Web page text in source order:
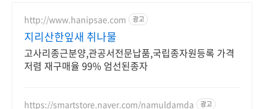
http://www.hanipsae.com 광고
지리산한잎새 취나물
고사리종근분양,관공서전문납품,국립종자원등록 가격
저렴 재구매율 99% 엄선된종자
https://smartstore.naver.com/namuldamda 광고